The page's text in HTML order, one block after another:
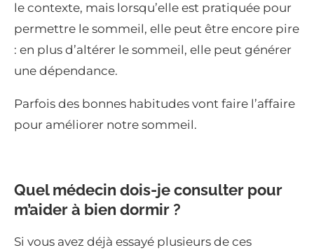
le contexte, mais lorsqu’elle est pratiquée pour
permettre le sommeil, elle peut être encore pire
: en plus d’altérer le sommeil, elle peut générer
une dépendance.
Parfois des bonnes habitudes vont faire l’affaire
pour améliorer notre sommeil.
Quel médecin dois-je consulter pour
m’aider à bien dormir ?
Si vous avez déjà essayé plusieurs de ces